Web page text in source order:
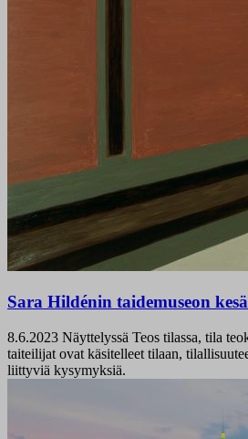
Sara Hildénin taidemuseon
8.6.2023 Näyttelyssä Teos tilassa, tila
taiteilijat ovat käsitelleet tilaan,
liittyviä kysymyksiä.